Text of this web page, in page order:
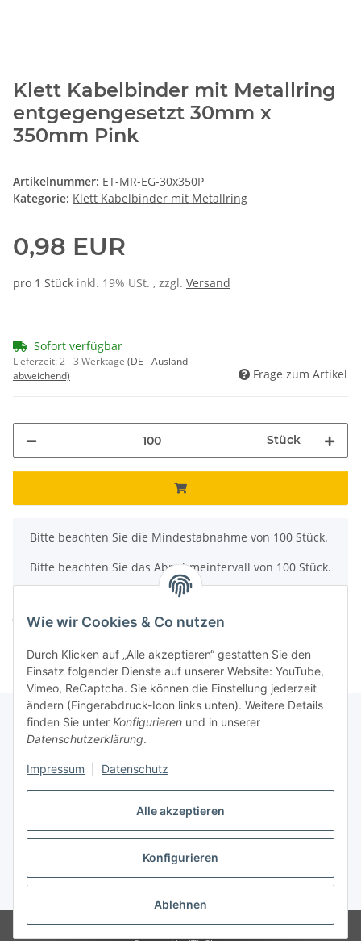
Alle akzeptieren
Konfigurieren
Ablehnen
Wie wir Cookies & Co nutzen
Durch Klicken auf „Alle akzeptieren“ gestatten Sie den
Einsatz folgender Dienste auf unserer Website: YouTube,
Vimeo, ReCaptcha. Sie können die Einstellung jederzeit
ändern (Fingerabdruck-Icon links unten). Weitere Details
finden Sie unter Konfigurieren und in unserer
Datenschutzerklärung.
Impressum Datenschutz
Klett Kabelbinder mit Metallring
entgegengesetzt 30mm x
350mm Pink
Artikelnummer: ET-MR-EG-30x350P
Kategorie: Klett Kabelbinder mit Metallring
0,98 EUR
pro 1 Stück inkl. 19% USt. , zzgl. Versand
Sofort verfügbar
Lieferzeit:2 - 3 Werktage (DE - Ausland
abweichend)
Frage zum Artikel
Stück
x
Bitte beachten Sie die Mindestabnahme von 100 Stück.
Bitte beachten Sie das Abnahmeintervall von 100 Stück.
Loading... Komponenten werden geladen ...
Gesetzliche Informationen
Vertrag widerrufen
* Alle Preise inkl. gesetzlicher USt., zzgl.Versand
© Easy-Tex.com